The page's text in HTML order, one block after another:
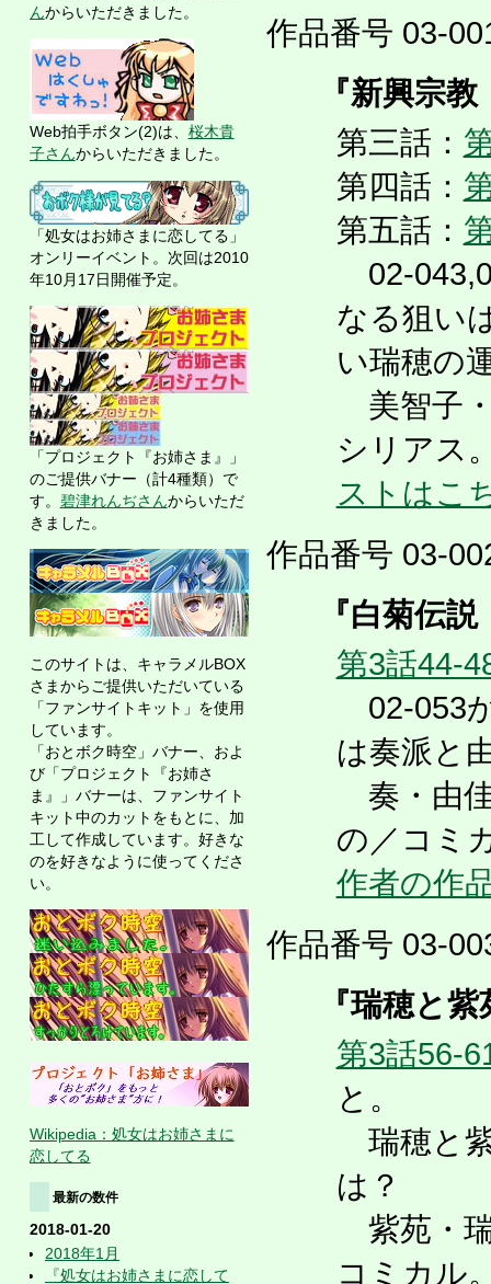
んからいただきました。
Web拍手ボタン(2)は、 桜木貴
子さんからいただきました。
「処女はお姉さまに恋してる」
オンリーイベント。次回は2010
年10月17日開催予定。
「プロジェクト『お姉さま』」
のご提供バナー（計4種類）で
す。 碧津れんぢさんからいただ
きました。
このサイトは、キャラメルBOX
さまからご提供いただいている
「ファンサイトキット」を使用
しています。
「おとボク時空」バナー、およ
び「プロジェクト『お姉さ
ま』」バナーは、ファンサイト
キット中のカットをもとに、加
工して作成しています。好きな
のを好きなように使ってくださ
い。
Wikipedia：処女はお姉さまに
恋してる
最新の数件
2018-01-20
2018年1月
『処女はお姉さまに恋して
作品番号 03-
『新興宗
第三話：
第四話：
第五話：
02-
なる狙い
い瑞穂の
美智子
シリアス
ストはこ
作品番号 03-
『白菊伝
第3話44-
02-053
は奏派と
奏・由
の／コミ
作者の作
作品番号 03-
『瑞穂と
第3話56-
と。
瑞穂と
は？
紫苑・
コミカル